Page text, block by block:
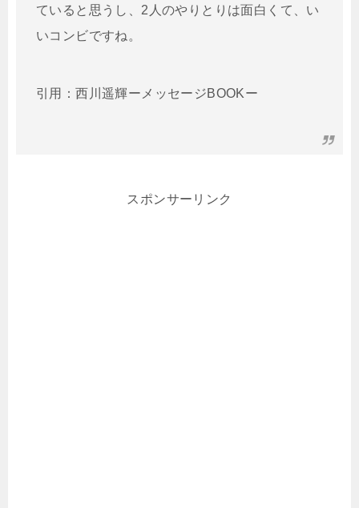
ていると思うし、2人のやりとりは面白くて、い
いコンビですね。
引用：西川遥輝ーメッセージBOOKー
スポンサーリンク